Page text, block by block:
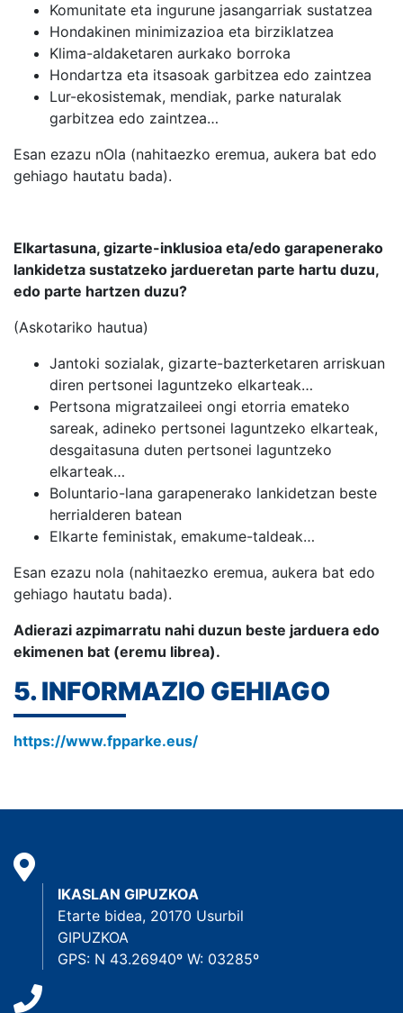
Komunitate eta ingurune jasangarriak sustatzea
Hondakinen minimizazioa eta birziklatzea
Klima-aldaketaren aurkako borroka
Hondartza eta itsasoak garbitzea edo zaintzea
Lur-ekosistemak, mendiak, parke naturalak
garbitzea edo zaintzea…
Esan ezazu nOla (nahitaezko eremua, aukera bat edo
gehiago hautatu bada).
Elkartasuna, gizarte-inklusioa eta/edo garapenerako
lankidetza sustatzeko jardueretan parte hartu duzu,
edo parte hartzen duzu?
(Askotariko hautua)
Jantoki sozialak, gizarte-bazterketaren arriskuan
diren pertsonei laguntzeko elkarteak…
Pertsona migratzaileei ongi etorria emateko
sareak, adineko pertsonei laguntzeko elkarteak,
desgaitasuna duten pertsonei laguntzeko
elkarteak…
Boluntario-lana garapenerako lankidetzan beste
herrialderen batean
Elkarte feministak, emakume-taldeak…
Esan ezazu nola (nahitaezko eremua, aukera bat edo
gehiago hautatu bada).
Adierazi azpimarratu nahi duzun beste jarduera edo
ekimenen bat (eremu librea).
5. INFORMAZIO GEHIAGO
https://www.fpparke.eus/
IKASLAN GIPUZKOA
Etarte bidea, 20170 Usurbil
GIPUZKOA
GPS: N 43.26940º W: 03285º